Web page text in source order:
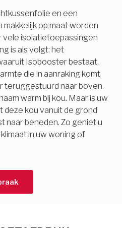
en een
op maat worden
vele isolatietoepassingen
is als volgt: het
Isobooster bestaat,
die in aanraking komt
teruggestuurd naar boven.
warm bij kou. Maar is uw
deze kou vanuit de grond
beneden. Zo geniet u
in uw woning of